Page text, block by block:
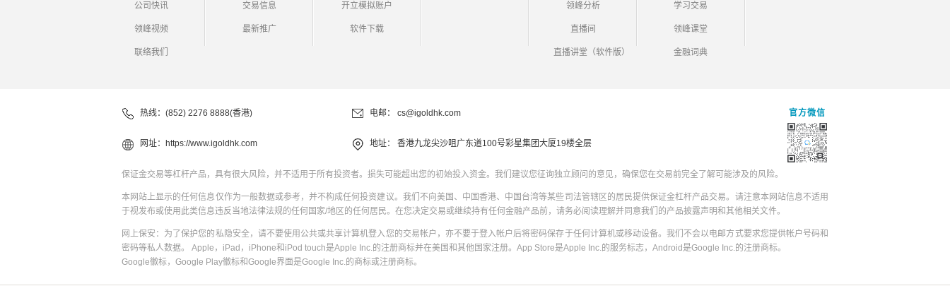
公司快讯
领峰视频
联络我们
交易信息
最新推广
开立模拟账户
软件下载
领峰分析
直播间
直播讲堂（软件版）
学习交易
领峰课堂
金融词典
热线：(852) 2276 8888(香港) 电邮： cs@igoldhk.com
网址： https://www.igoldhk.com 地址： 香港九龙尖沙咀广东道100号彩星集团大厦19楼全层
官方微信
保证金交易等杠杆产品，具有很大风险，并不适用于所有投资者。损失可能超出您的初始投入资金。我们建议您征询独立顾问的意见，确保您在交易前完全了解可能涉及的风险。
本网站上显示的任何信息仅作为一般数据或参考，并不构成任何投资建议。我们不向美国、中国香港、中国台湾等某些司法管辖区的居民提供保证金杠杆产品交易。请注意本网站信息不适用
于视发布或使用此类信息违反当地法律法规的任何国家/地区的任何居民。在您决定交易或继续持有任何金融产品前，请务必阅读理解并同意我们的产品披露声明和其他相关文件。
网上保安：为了保护您的私隐安全，请不要使用公共或共享计算机登入您的交易帐户，亦不要于登入帐户后将密码保存于任何计算机或移动设备。我们不会以电邮方式要求您提供帐户号码和
密码等私人数据。 Apple，iPad，iPhone和iPod touch是Apple Inc.的注册商标并在美国和其他国家注册。App Store是Apple Inc.的服务标志，Android是Google Inc.的注册商标。
Google徽标，Google Play徽标和Google界面是Google Inc.的商标或注册商标。